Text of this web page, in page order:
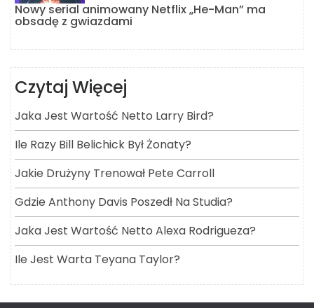
Nowy serial animowany Netflix „He-Man” ma
obsadę z gwiazdami
Czytaj Więcej
Jaka Jest Wartość Netto Larry Bird?
Ile Razy Bill Belichick Był Żonaty?
Jakie Drużyny Trenował Pete Carroll
Gdzie Anthony Davis Poszedł Na Studia?
Jaka Jest Wartość Netto Alexa Rodrigueza?
Ile Jest Warta Teyana Taylor?